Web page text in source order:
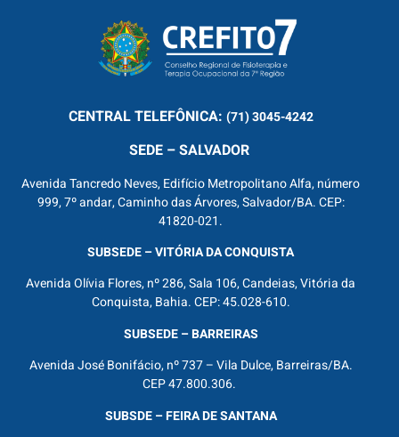
CENTRALTELEFÔNICA: (71) 3045-4242
SEDE – SALVADOR
Avenida Tancredo Neves, Edifício Metropolitano Alfa, número
999, 7º andar, Caminho das Árvores, Salvador/BA. CEP:
41820-021.
SUBSEDE – VITÓRIA DA CONQUISTA
Avenida Olívia Flores, nº 286, Sala 106, Candeias, Vitória da
Conquista, Bahia. CEP: 45.028-610.
SUBSEDE – BARREIRAS
Avenida José Bonifácio, nº 737 – Vila Dulce, Barreiras/BA.
CEP 47.800.306.
SUBSDE – FEIRA DE SANTANA